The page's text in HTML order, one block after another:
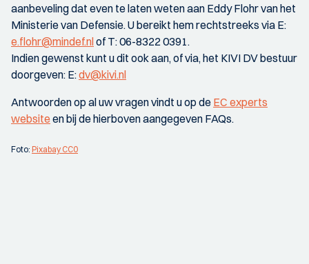
aanbeveling dat even te laten weten aan Eddy Flohr van het
Ministerie van Defensie. U bereikt hem rechtstreeks via E:
e.flohr@mindef.nlof T: 06-8322 0391.
Indien gewenst kunt u dit ook aan, of via, het KIVI DV bestuur
doorgeven: E:dv@kivi.nl
Antwoorden op al uw vragen vindt u op de EC experts
websiteen bij de hierboven aangegeven FAQs.
Foto: Pixabay CC0